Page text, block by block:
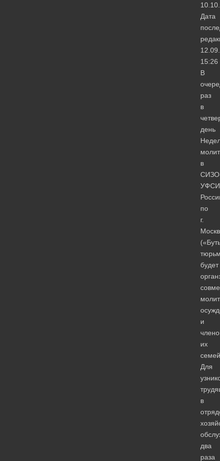
Дата
15:26
В
раз
в
день
в
по
г.
будет
и
их
Для
в
два
раза